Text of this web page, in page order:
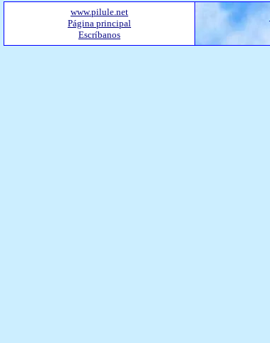
www.pilule.net
Página principal
Escríbanos